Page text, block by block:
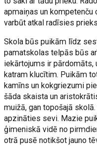
apmaiņas un kompetenču
varbūt atkal radīsies
Skola būs puikām līdz
pamatskolas telpās būs
iekārtojums ir pārdomāts,
katram klucītim. Puikām
kamīns un kokgriezumi
šāda skaista un
muižā, gan topošajā
apzināties sevi. Mazie
ģimeniskā vidē no
otrā pusē notikšot jauno